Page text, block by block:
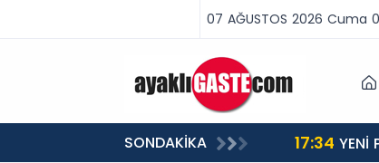
07 AĞUSTOS 2026 Cuma
SONDAKİKA 17:34 YENİ Partili Aşkın Genç: Türkiye’de emekçi Almanya’dan yüzde 25 fazla çalışıyor, asgari ücret ayın 18